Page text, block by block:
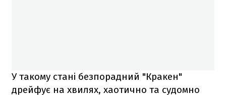
У такому стані безпорадний "Кракен"
дрейфує на хвилях, хаотично та судомно